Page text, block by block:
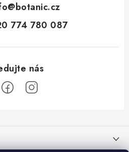
@botanic.cz
774 780 087